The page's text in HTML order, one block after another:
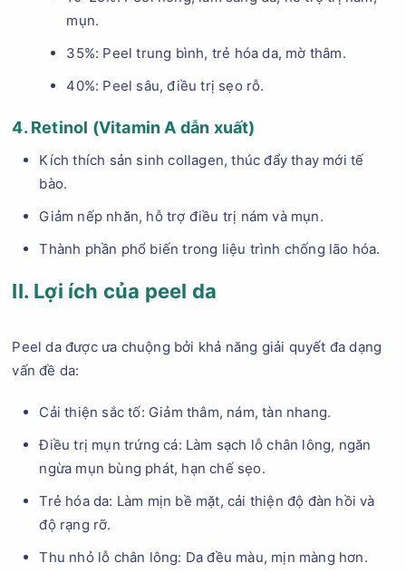
mụn.
35%: Peel trung bình, trẻ hóa da, mờ thâm.
40%: Peel sâu, điều trị sẹo rỗ.
4. Retinol (Vitamin A dẫn xuất)
Kích thích sản sinh collagen, thúc đẩy thay mới tế
bào.
Giảm nếp nhăn, hỗ trợ điều trị nám và mụn.
Thành phần phổ biến trong liệu trình chống lão hóa.
II. Lợi ích của peel da
Peel da được ưa chuộng bởi khả năng giải quyết đa dạng
vấn đề da:
Cải thiện sắc tố: Giảm thâm, nám, tàn nhang.
Điều trị mụn trứng cá: Làm sạch lỗ chân lông, ngăn
ngừa mụn bùng phát, hạn chế sẹo.
Trẻ hóa da: Làm mịn bề mặt, cải thiện độ đàn hồi và
độ rạng rỡ.
Thu nhỏ lỗ chân lông: Da đều màu, mịn màng hơn.